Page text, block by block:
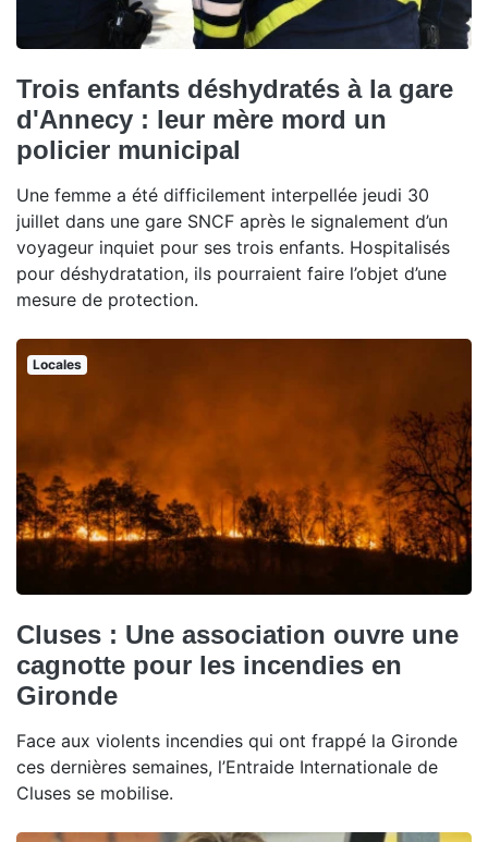
Trois enfants déshydratés à la gare
d'Annecy : leur mère mord un
policier municipal
Une femme a été difficilement interpellée jeudi 30
juillet dans une gare SNCF après le signalement d’un
voyageur inquiet pour ses trois enfants. Hospitalisés
pour déshydratation, ils pourraient faire l’objet d’une
mesure de protection.
Locales
Cluses : Une association ouvre une
cagnotte pour les incendies en
Gironde
Face aux violents incendies qui ont frappé la Gironde
ces dernières semaines, l’Entraide Internationale de
Cluses se mobilise.